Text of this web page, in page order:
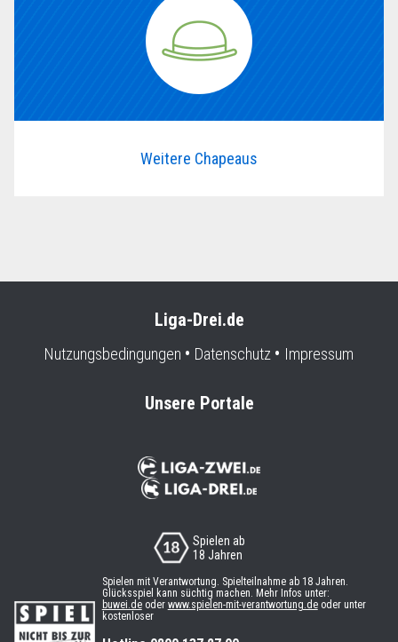
Weitere Chapeaus
Liga-Drei.de
Nutzungsbedingungen Datenschutz Impressum
Unsere Portale
Spielen ab
18 Jahren
Spielen mit Verantwortung. Spielteilnahme ab 18 Jahren.
Glücksspiel kann süchtig machen. Mehr Infos unter:
buwei.deoder www.spielen-mit-verantwortung.deoder unter
kostenloser